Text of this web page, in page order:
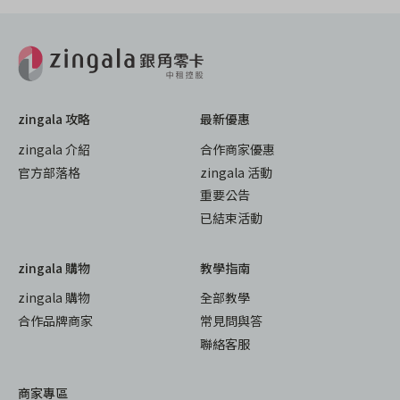
zingala 攻略
zingala 介紹
官方部落格
最新優惠
合作商家優惠
zingala 活動
重要公告
已結束活動
zingala 購物
zingala 購物
合作品牌商家
教學指南
全部教學
常見問與答
聯絡客服
商家專區